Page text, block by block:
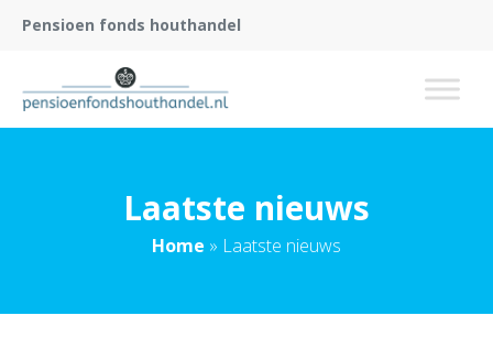
Pensioen fonds houthandel
Laatste nieuws
Home » Laatste nieuws